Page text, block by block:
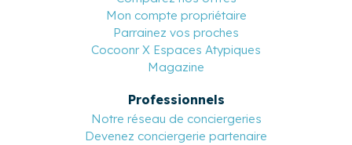
Mon compte propriétaire
Parrainez vos proches
Cocoonr X Espaces Atypiques
Magazine
Professionnels
Notre réseau de conciergeries
Devenez conciergerie partenaire